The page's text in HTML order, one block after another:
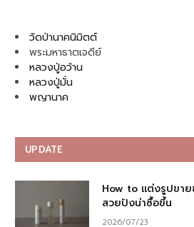
วัดป่านาคนิมิตต์
พระมหาธาตเจดีย์
หลวงปู่อว้าน
หลวงปู่มั่น
พญานาค
UPDATE
How to แต่งรูปขา
สวยปังน่าซื้อขึ้น
2026/07/23